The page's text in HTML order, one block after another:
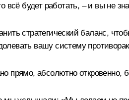
всё будет работать, – и вы не
стратегический баланс,
вашу систему
прямо, абсолютно откровенно,